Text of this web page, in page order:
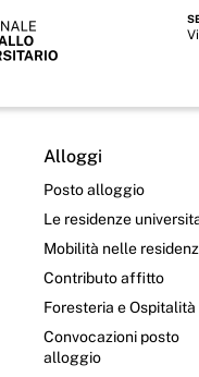
Alloggi
Posto alloggio
Le residenze
Mobilità nelle
Contributo affitto
Foresteria e Ospitalità
Convocazioni posto
alloggio